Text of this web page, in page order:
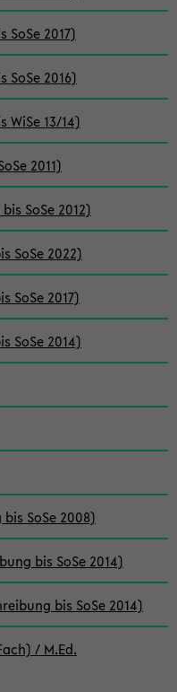
SoSe 2017)
SoSe 2016)
WiSe 13/14)
2011)
SoSe 2012)
SoSe 2022)
SoSe 2017)
SoSe 2014)
SoSe 2008)
bis SoSe 2014)
bis SoSe 2014)
/ M.Ed.